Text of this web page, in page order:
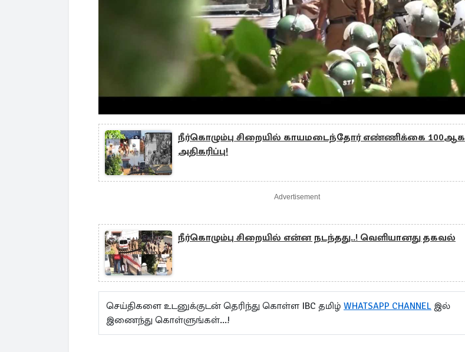
நீர்கொழும்பு சிறையில் காயமடைந்தோர் எண்ணிக்கை 100ஆக
அதிகரிப்பு!
Advertisement
நீர்கொழும்பு சிறையில் என்ன நடந்தது..! வெளியானது தகவல்
செய்திகளை உடனுக்குடன் தெரிந்து கொள்ள IBC தமிழ் WHATSAPP CHANNEL இல்
இணைந்து கொள்ளுங்கள்...!